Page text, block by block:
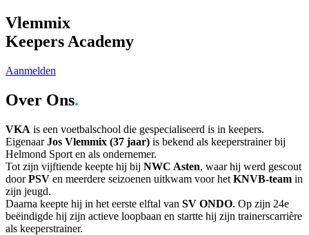
Vlemmix
Keepers Academy
Aanmelden
Over Ons.
VKA is een voetbalschool die gespecialiseerd is in keepers.
EigenaarJos Vlemmix (37 jaar) is bekend als keeperstrainer bij
Helmond Sport en als ondernemer.
Tot zijn vijftiende keepte hij bij NWC Asten, waar hij werd gescout
doorPSV en meerdere seizoenen uitkwam voor het KNVB-team in
zijn jeugd.
Daarna keepte hij in het eerste elftal van SV ONDO. Op zijn 24e
beëindigde hij zijn actieve loopbaan en startte hij zijn trainerscarrière
als keeperstrainer.